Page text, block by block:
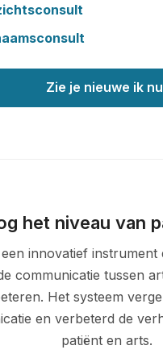
Zie je nieuwe ik
het niveau van
innovatief instrument
communicatie tussen
Het systeem
en verbeterd de
patiënt en arts.